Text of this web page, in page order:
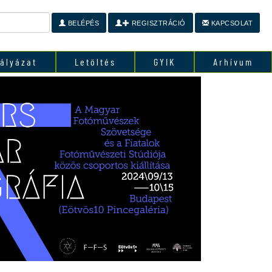
Letöltés GYIK Arhívum
BELÉPÉS REGISZTRÁCIÓ KAPCSOLAT